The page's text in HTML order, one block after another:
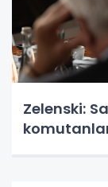
Zelenski: